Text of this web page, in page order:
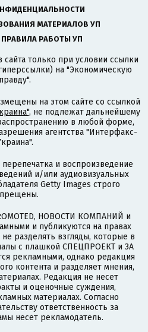
МАТЕРИАЛОВ УП
РАБОТЫ УП
только при условии ссылки
на "Экономическую
правду".
на этом сайте со ссылкой
, не подлежат дальнейшему
в любой форме,
агентства "Интерфакс-
и воспроизведение
и/или аудиовизуальных
Getty Images строго
НОВОСТИ КОМПАНИЙ и
и публикуются на правах
разделять взгляды, которые в
с плашкой СПЕЦПРОЕКТ и ЗА
рекламными, однако редакция
контента и разделяет мнения,
Редакция не несет
и оценочные суждения,
материалах. Согласно
ответственность за
несет рекламодатель.